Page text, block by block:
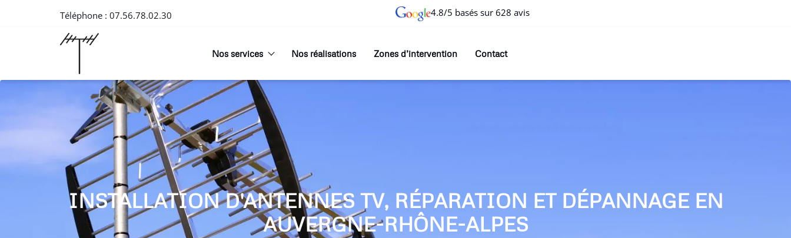
Téléphone : 07.56.78.02.30 4.8/5 basés sur 628 avis
Nos services Nos réalisations Zones d’intervention Contact
INSTALLATION D'ANTENNES TV, RÉPARATION ET DÉPANNAGE EN
AUVERGNE-RHÔNE-ALPES